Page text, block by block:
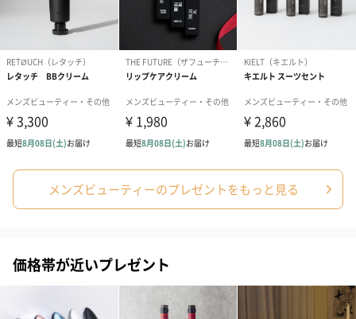
あり（280円）
メッセージカード（通常・写真・グリーティング）
誕生日や結婚祝い・出産祝いなど、様々なシーンのメッセージカ
ードを同梱します。
メッセージカードや封筒のデザインは一部変更する場合がありま
メンズビューティーのプレゼントをもっと見る
価格帯が近いプレゼント